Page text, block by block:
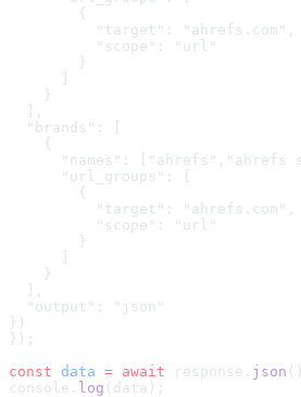
        {
          "target": "ahrefs.com",
          "scope": "url"
        }
    }
  ],
  "brands": [
    {
"names": ["ahrefs","ahrefs
      "url_groups": [
        {
          "target": "ahrefs.com",
          "scope": "url"
        }
    }
  ],
  "output": "json"
} )
});
const data = await response. json
console. log (data);